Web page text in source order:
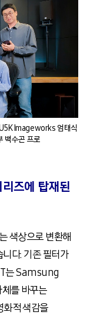
Imageworks 엄태식
백수곤 프로
즈에 탑재된
색상으로 변환해
니다. 기존 필터가
는 Samsung
를 바꾸는
화적 색감을